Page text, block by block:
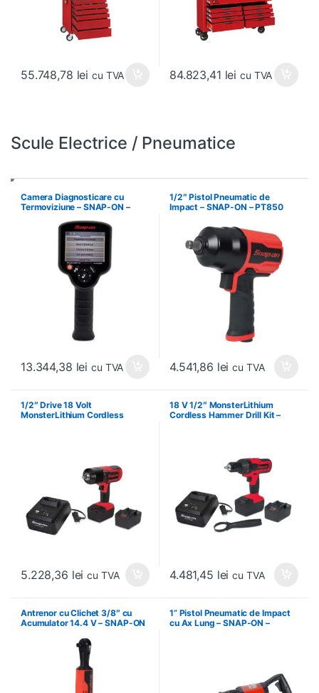
55.748,78 lei cu TVA 84.823,41 lei cu TVA
Scule Electrice / Pneumatice
Camera Diagnosticare cu
Termoviziune – SNAP-ON –
13.344,38 lei cu TVA
1/2″ Pistol Pneumatic de
Impact – SNAP-ON – PT850
4.541,86 lei cu TVA
1/2″ Drive 18 Volt
MonsterLithium Cordless
5.228,36 lei cu TVA
18 V 1/2″ MonsterLithium
Cordless Hammer Drill Kit –
4.481,45 lei cu TVA
Antrenor cu Clichet 3/8″ cu
Acumulator 14.4 V – SNAP-ON
1” Pistol Pneumatic de Impact
cu Ax Lung – SNAP-ON –